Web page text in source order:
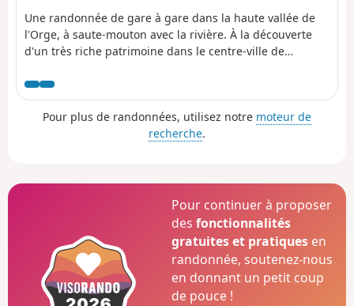
Une randonnée de gare à gare dans la haute vallée de
l'Orge, à saute-mouton avec la rivière. À la découverte
d'un très riche patrimoine dans le centre-ville de
lavoirs,...) ainsi que de belles églises en cours de route.
Pour plus de randonnées, utilisez notre moteur de
recherche.
Pour continuer à proposer
desfonctionnalités
gratuites et pratiques en
randonnée, soutenez-nous
en donnant un petit coup
de pouce !